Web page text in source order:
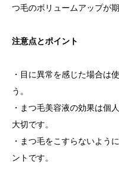
つ毛のボリュームアップが期
注意点とポイント
・目に異常を感じた場合は
う。
・まつ毛美容液の効果は個
大切です。
・まつ毛をこすらないよう
ントです。